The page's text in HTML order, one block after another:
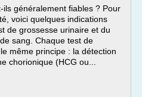
généralement fiables ? Pour
voici quelques indications
de grossesse urinaire et du
sang. Chaque test de
même principe : la détection
chorionique (HCG ou...